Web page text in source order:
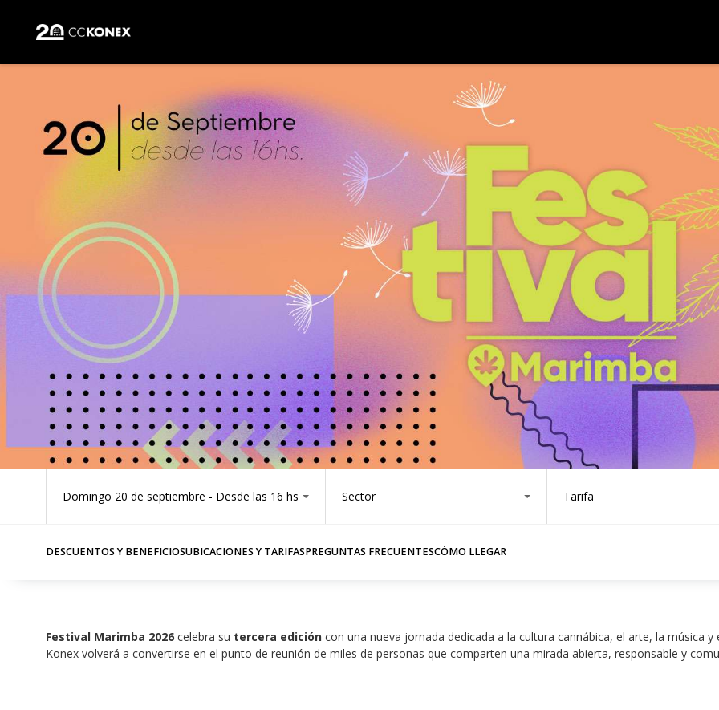
Domingo 20 de septiembre - Desde las 16 hs Sector Tarifa
DESCUENTOS Y BENEFICIOSUBICACIONES Y TARIFASPREGUNTAS FRECUENTESCÓMO LLEGAR
Festival Marimba 2026 celebra su tercera edición con una nueva jornada dedicada a la cultura cannábica, el arte, la música y
Konex volverá a convertirse en el punto de reunión de miles de personas que comparten una mirada abierta, responsable y